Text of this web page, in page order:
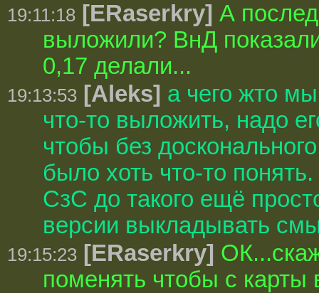
19:11:18 [ERaserkry] А
выложили? ВнД
0,17 делали...
19:13:53 [Aleks] а чего жто
что-то выложить, надо
чтобы без
было хоть что-то
СзС до такого ещё
версии выкладывать
19:15:23 [ERaserkry]
поменять чтобы с карты